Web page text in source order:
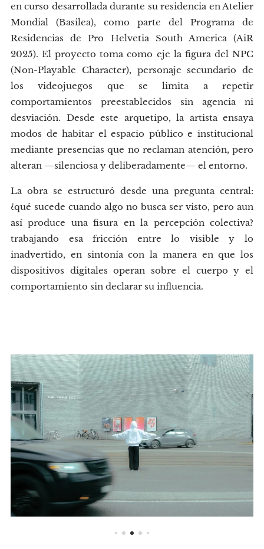
en curso desarrollada durante su residencia en Atelier
Mondial (Basilea), como parte del Programa de
Residencias de Pro Helvetia South America (AiR
2025). El proyecto toma como eje la figura del NPC
(Non-Playable Character), personaje secundario de
los videojuegos que se limita a repetir
comportamientos preestablecidos sin agencia ni
desviación. Desde este arquetipo, la artista ensaya
modos de habitar el espacio público e institucional
mediante presencias que no reclaman atención, pero
alteran —silenciosa y deliberadamente— el entorno.
La obra se estructuró desde una pregunta central:
¿qué sucede cuando algo no busca ser visto, pero aun
así produce una fisura en la percepción colectiva?
trabajando esa fricción entre lo visible y lo
inadvertido, en sintonía con la manera en que los
dispositivos digitales operan sobre el cuerpo y el
comportamiento sin declarar su influencia.